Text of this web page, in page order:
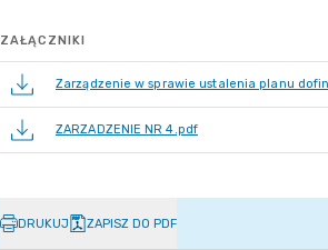
ZAŁĄCZNIKI
Zarządzenie w sprawie ustalenia planu
ZARZADZENIE NR 4.pdf
DRUKUJ ZAPISZ DO PDF